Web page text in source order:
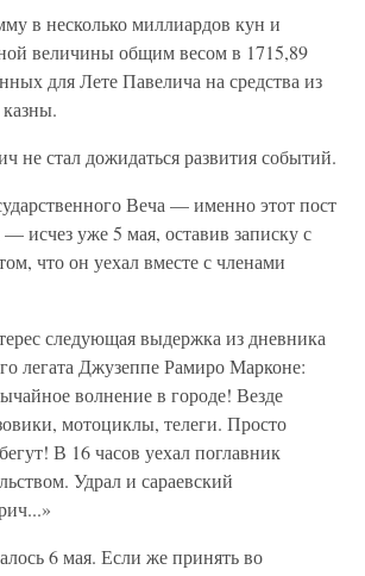
в несколько миллиардов кун и
величины общим весом в 1715,89
для Лете Павелича на средства из
не стал дожидаться развития событий.
Веча — именно этот пост
— исчез уже 5 мая, оставив записку с
что он уехал вместе с членами
следующая выдержка из дневника
легата Джузеппе Рамиро Марконе:
волнение в городе! Везде
мотоциклы, телеги. Просто
В 16 часов уехал поглавник
Удрал и сараевский
6 мая. Если же принять во